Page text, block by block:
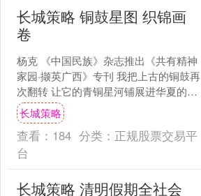
长城策略 铜鼓星图 织锦画
卷
杨克 《中国民族》杂志推出《共有精神
家园·撷英广西》专刊 我把上古的铜鼓再
次翻转 让它的青铜星河铺展进华夏的苍
穹 拍击鼓面，也拍击 黄河虬龙与长江云
涛 中原陶鼓....
长城策略
查看： 184 分类： 正规股票交易平
台
长城策略 清明假期全社会